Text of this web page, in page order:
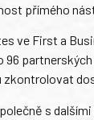
přímého
ve First a
96
s